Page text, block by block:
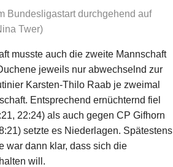
Bundesligastart durchgehend auf
Twer)
musste auch die zweite Mannschaft
jeweils nur abwechselnd zur
Karsten-Thilo Raab je zweimal
Entsprechend ernüchternd fiel
22:24) als auch gegen CP Gifhorn
setzte es Niederlagen. Spätestens
war dann klar, dass sich die
will.